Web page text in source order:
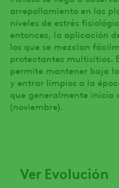
arrepollamiento en las
niveles de estrés
entonces, la aplicación
los que se mezclan
protectantes multisitios.
permite mantener baja
y entrar limpios a la
que generalmente inicia
(noviembre).
Ver Evolución